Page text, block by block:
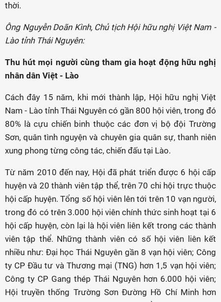
thời.
Ông Nguyễn Doãn Kình, Chủ tịch Hội hữu nghị Việt Nam -
Lào tỉnh Thái Nguyên:
Thu hút mọi người cùng tham gia hoạt động hữu nghị
nhân dân Việt - Lào
Cách đây 15 năm, khi mới thành lập, Hội hữu nghị Việt
Nam - Lào tỉnh Thái Nguyên có gần 800 hội viên, trong đó
80% là cựu chiến binh thuộc các đơn vị bộ đội Trường
Sơn, quân tình nguyện và chuyên gia quân sự, thanh niên
xung phong từng công tác, chiến đấu tại Lào.
Từ năm 2010 đến nay, Hội đã phát triển được 6 hội cấp
huyện và 20 thành viên tập thể, trên 70 chi hội trực thuộc
hội cấp huyện. Tổng số hội viên lên tới trên 10 vạn người,
trong đó có trên 3.000 hội viên chính thức sinh hoạt tại 6
hội cấp huyện, còn lại là hội viên liên kết trong các thành
viên tập thể. Những thành viên có số hội viên liên kết
nhiều như: Đại học Thái Nguyên gần 8 vạn hội viên; Công
ty CP Đầu tư và Thương mại (TNG) hơn 1,5 vạn hội viên;
Công ty CP Gang thép Thái Nguyên hơn 6.000 hội viên;
Hội truyền thống Trường Sơn Đường Hồ Chí Minh hơn